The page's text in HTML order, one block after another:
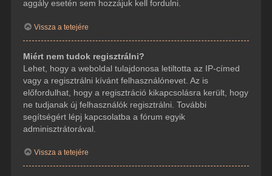
aggály esetén sem hozzájuk kell fordulni.
Vissza a tetejére
Miért nem tudok regisztrálni?
Lehet, hogy a weboldal tulajdonosa letiltotta az IP-címed
vagy a regisztrálni kívánt felhasználónevet. Az is
előfordulhat, hogy a regisztráció kikapcsolásra került, hogy
ne tudjanak új felhasználók regisztrálni. További
segítségért lépj kapcsolatba a fórum egyik
adminisztrátorával.
Vissza a tetejére